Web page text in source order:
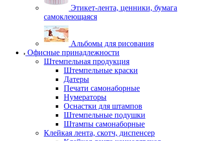
Этикет-лента, ценники, бумага
самоклеющаяся
Альбомы для рисования
Офисные принадлежности
Штемпельная продукция
Штемпельные краски
Датеры
Печати самонаборные
Нумераторы
Оснастки для штампов
Штемпельные подушки
Штампы самонаборные
Клейкая лента, скотч, диспенсер